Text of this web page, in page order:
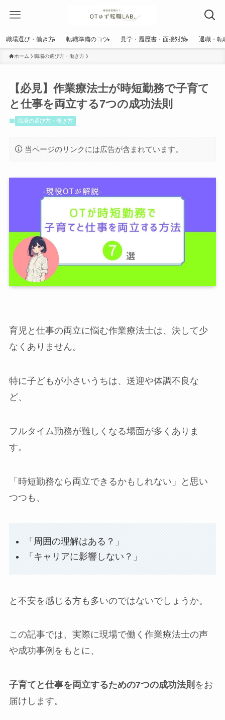
職場選び・働き方 転職準備のコツ 見学・履歴書・面接対策 退職・転
ホーム 職場の選び方・働き方
【必見】作業療法士が時短勤務で子育て
と仕事を両立する7つの成功法則
職場の選び方・働き方
当ページのリンクには広告が含まれています。
育児と仕事の両立に悩む作業療法士は、決して少
なくありません。
特に子どもが小さいうちは、送迎や体調不良な
ど、
フルタイム勤務が難しくなる場面が多くありま
す。
「時短勤務なら両立できるかもしれない」と思い
つつも、
「周囲の理解はある？」
「キャリアに影響しない？」
と不安を感じる方も多いのではないでしょうか。
この記事では、実際に現場で働く作業療法士の声
や成功事例をもとに、
子育てと仕事を両立するための7つの成功法則 をお
届けします。